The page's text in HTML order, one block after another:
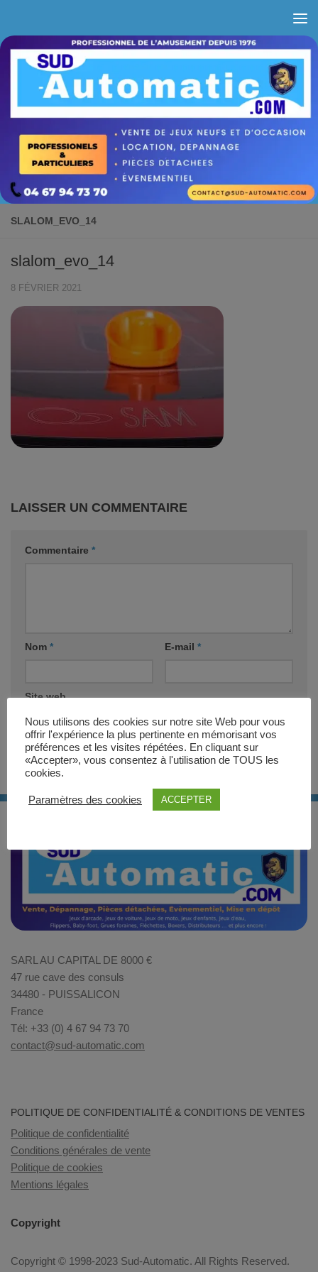
SLALOM_EVO_14
slalom_evo_14
8 FÉVRIER 2021
LAISSER UN COMMENTAIRE
Commentaire *
Nom * E-mail *
Site web
SARL AU CAPITAL DE 8000 €
47 rue cave des consuls
34480 - PUISSALICON
France
Tél: +33 (0) 4 67 94 73 70
contact@sud-automatic.com
POLITIQUE DE CONFIDENTIALITÉ & CONDITIONS DE VENTES
Politique de confidentialité
Conditions générales de vente
Politique de cookies
Mentions légales
Copyright
Copyright © 1998-2023 Sud-Automatic. All Rights Reserved.
Nous utilisons des cookies sur notre site Web pour vous
offrir l'expérience la plus pertinente en mémorisant vos
préférences et les visites répétées. En cliquant sur
«Accepter», vous consentez à l'utilisation de TOUS les
cookies.
Paramètres des cookies ACCEPTER